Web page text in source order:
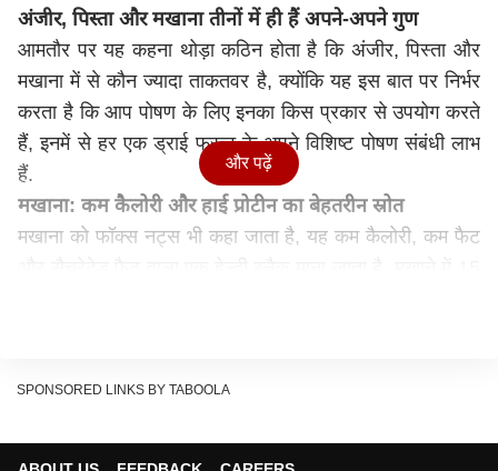
अंजीर, पिस्ता और मखाना तीनों में ही हैं अपने-अपने गुण
आमतौर पर यह कहना थोड़ा कठिन होता है कि अंजीर, पिस्ता और
मखाना में से कौन ज्यादा ताकतवर है, क्योंकि यह इस बात पर निर्भर
करता है कि आप पोषण के लिए इनका किस प्रकार से उपयोग करते
हैं, इनमें से हर एक ड्राई फ्रूट के अपने विशिष्ट पोषण संबंधी लाभ
हैं.
मखाना: कम कैलोरी और हाई प्रोटीन का बेहतरीन स्रोत
मखाना को फॉक्स नट्स भी कहा जाता है, यह कम कैलोरी, कम फैट
लिए उपयोगी मानी जाती है.
और पढ़ें
SPONSORED LINKS BY TABOOLA